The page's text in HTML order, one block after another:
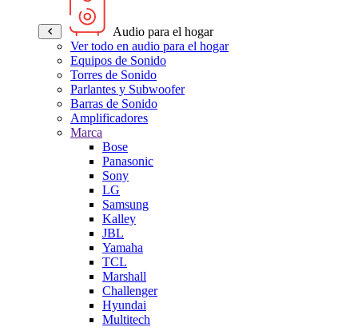
Audio para el hogar
Ver todo en audio para el hogar
Equipos de Sonido
Torres de Sonido
Parlantes y Subwoofer
Barras de Sonido
Amplificadores
Marca
Bose
Panasonic
Sony
LG
Samsung
Kalley
JBL
Yamaha
TCL
Marshall
Challenger
Hyundai
Multitech